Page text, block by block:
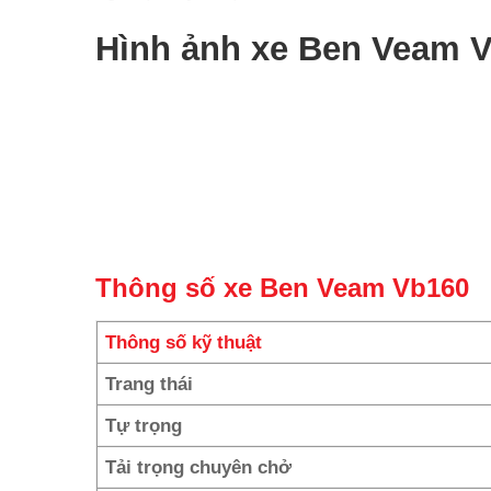
Hình ảnh xe Ben Veam
Thông số xe Ben Veam Vb160
Thông số kỹ thuật
Trang thái
Tự trọng
Tải trọng chuyên chở